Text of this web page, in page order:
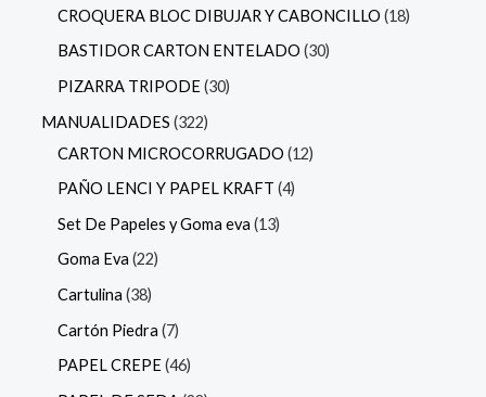
CROQUERA BLOC DIBUJAR Y CABONCILLO 18
BASTIDOR CARTON ENTELADO 30
PIZARRA TRIPODE 30
MANUALIDADES 322
CARTON MICROCORRUGADO 12
PAÑO LENCI Y PAPEL KRAFT 4
Set De Papeles y Goma eva 13
Goma Eva 22
Cartulina 38
Cartón Piedra 7
PAPEL CREPE 46